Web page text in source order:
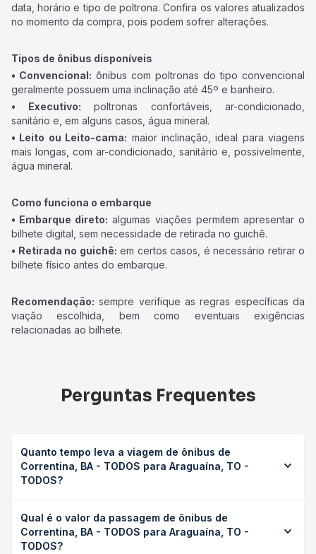
data, horário e tipo de poltrona. Confira os valores atualizados
no momento da compra, pois podem sofrer alterações.
Tipos de ônibus disponíveis
• Convencional: ônibus com poltronas do tipo convencional
geralmente possuem uma inclinação até 45º e banheiro.
• Executivo: poltronas confortáveis, ar-condicionado,
sanitário e, em alguns casos, água mineral.
• Leito ou Leito-cama: maior inclinação, ideal para viagens
mais longas, com ar-condicionado, sanitário e, possivelmente,
água mineral.
Como funciona o embarque
• Embarque direto: algumas viações permitem apresentar o
bilhete digital, sem necessidade de retirada no guichê.
• Retirada no guichê: em certos casos, é necessário retirar o
bilhete físico antes do embarque.
Recomendação: sempre verifique as regras específicas da
viação escolhida, bem como eventuais exigências
relacionadas ao bilhete.
Perguntas Frequentes
Quanto tempo leva a viagem de ônibus de
Correntina, BA - TODOS para Araguaína, TO -
TODOS?
Araguaína, TO - TODOS leva em média 38h 47min,
podendo variar conforme a viação, o tipo de serviço
(convencional, executivo ou leito) e as condições de
Qual é o valor da passagem de ônibus de
Correntina, BA - TODOS para Araguaína, TO -
TODOS?